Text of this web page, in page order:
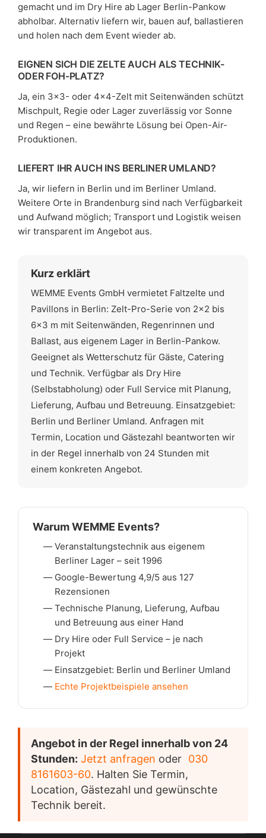
gemacht und im Dry Hire ab Lager Berlin-Pankow
abholbar. Alternativ liefern wir, bauen auf, ballastieren
und holen nach dem Event wieder ab.
EIGNEN SICH DIE ZELTE AUCH ALS TECHNIK-
ODER FOH-PLATZ?
Ja, ein 3×3- oder 4×4-Zelt mit Seitenwänden schützt
Mischpult, Regie oder Lager zuverlässig vor Sonne
und Regen – eine bewährte Lösung bei Open-Air-
Produktionen.
LIEFERT IHR AUCH INS BERLINER UMLAND?
Ja, wir liefern in Berlin und im Berliner Umland.
Weitere Orte in Brandenburg sind nach Verfügbarkeit
und Aufwand möglich; Transport und Logistik weisen
wir transparent im Angebot aus.
Kurz erklärt
WEMME Events GmbH vermietet Faltzelte und
Pavillons in Berlin: Zelt-Pro-Serie von 2×2 bis
6×3 m mit Seitenwänden, Regenrinnen und
Ballast, aus eigenem Lager in Berlin-Pankow.
Geeignet als Wetterschutz für Gäste, Catering
und Technik. Verfügbar als Dry Hire
(Selbstabholung) oder Full Service mit Planung,
Lieferung, Aufbau und Betreuung. Einsatzgebiet:
Berlin und Berliner Umland. Anfragen mit
Termin, Location und Gästezahl beantworten wir
in der Regel innerhalb von 24 Stunden mit
einem konkreten Angebot.
Warum WEMME Events?
Veranstaltungstechnik aus eigenem
Berliner Lager – seit 1996
Google-Bewertung 4,9/5 aus 127
Rezensionen
Technische Planung, Lieferung, Aufbau
und Betreuung aus einer Hand
Dry Hire oder Full Service – je nach
Projekt
Einsatzgebiet: Berlin und Berliner Umland
Echte Projektbeispiele ansehen
Angebot in der Regel innerhalb von 24
Stunden: Jetzt anfragen oder 030
8161603-60. Halten Sie Termin,
Location, Gästezahl und gewünschte
Technik bereit.